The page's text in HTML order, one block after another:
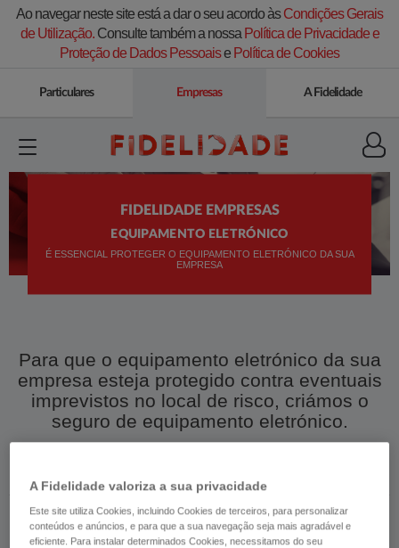
Ao navegar neste site está a dar o seu acordo àsCondições Gerais
de Utilização.Consulte também a nossa Política de Privacidade e
Proteção de Dados Pessoaise Política de Cookies
Particulares Empresas A Fidelidade
FIDELIDADE EMPRESAS
EQUIPAMENTO ELETRÓNICO
É ESSENCIAL PROTEGER O EQUIPAMENTO ELETRÓNICO DA SUA
EMPRESA
Para que o equipamento eletrónico da sua
empresa esteja protegido contra eventuais
imprevistos no local de risco, criámos o
seguro de equipamento eletrónico.​​​​​​​​​​​​​​​​​​​​​​​​
COBERTURAS
A Fidelidade valoriza a sua privacidade
Este site utiliza Cookies, incluindo Cookies de terceiros, para personalizar
conteúdos e anúncios, e para que a sua navegação seja mais agradável e
eficiente. Para instalar determinados Cookies, necessitamos do seu